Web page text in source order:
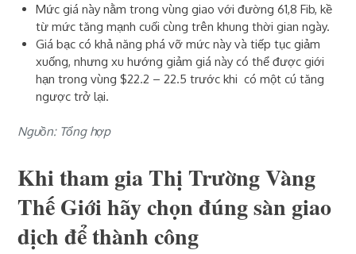
Mức giá này nằm trong vùng giao với đường 61,8 Fib, kề
từ mức tăng mạnh cuối cùng trên khung thời gian ngày.
Giá bạc có khả năng phá vỡ mức này và tiếp tục giảm
xuống, nhưng xu hướng giảm giá này có thể được giới
hạn trong vùng $22.2 – 22.5 trước khi có một cú tăng
ngược trở lại.
Nguồn: Tổng hợp
Khi tham gia Thị Trường Vàng
Thế Giới hãy chọn đúng sàn giao
dịch để thành công